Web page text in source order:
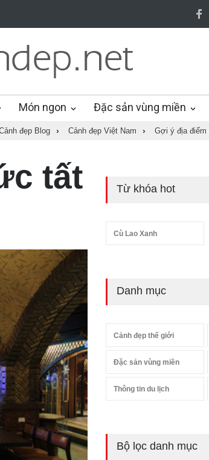
Món ngon Đặc sản vùng miền
đẹp Blog › Cảnh đẹp Việt Nam › Gợi ý địa điểm
tất
Từ khóa hot
Cù Lao Xanh
Danh mục
Cảnh đẹp thế giới
Đặc sản vùng miền
Thông tin du lịch
Bộ lọc danh mục